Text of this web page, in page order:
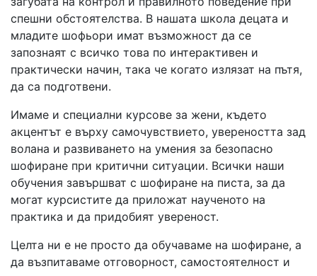
спешни обстоятелства. В нашата школа децата и
младите шофьори имат възможност да се
запознаят с всичко това по интерактивен и
практически начин, така че когато излязат на пътя,
да са подготвени.
Имаме и специални курсове за жени, където
акцентът е върху самочувствието, увереността зад
волана и развиването на умения за безопасно
шофиране при критични ситуации. Всички наши
обучения завършват с шофиране на писта, за да
могат курсистите да приложат наученото на
практика и да придобият увереност.
Целта ни е не просто да обучаваме на шофиране, а
да възпитаваме отговорност, самостоятелност и